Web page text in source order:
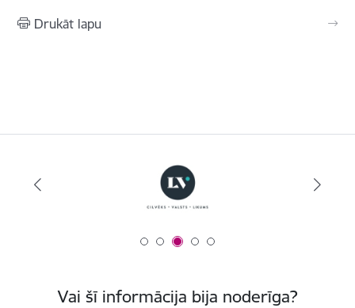
Drukāt lapu
Vai šī informācija bija noderīga?